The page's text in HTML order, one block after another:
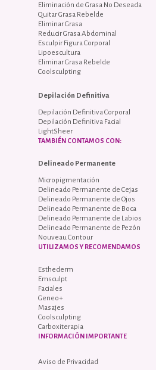
Eliminación de Grasa No Deseada
Quitar Grasa Rebelde
Eliminar Grasa
Reducir Grasa Abdominal
Esculpir Figura Corporal
Lipoescultura
Eliminar Grasa Rebelde
Coolsculpting
Depilación Definitiva
Depilación Definitiva Corporal
Depilación Definitiva Facial
LightSheer
TAMBIÉN CONTAMOS CON:
Delineado Permanente
Micropigmentación
Delineado Permanente de Cejas
Delineado Permanente de Ojos
Delineado Permanente de Boca
Delineado Permanente de Labios
Delineado Permanente de Pezón
Nouveau Contour
UTILIZAMOS Y RECOMENDAMOS
Esthederm
Emsculpt
Faciales
Geneo+
Masajes
Coolsculpting
Carboxiterapia
INFORMACIÓN IMPORTANTE
Aviso de Privacidad